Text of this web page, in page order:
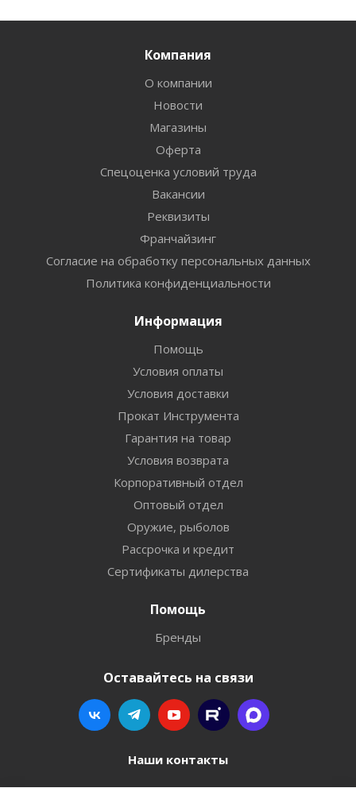
Компания
О компании
Новости
Магазины
Оферта
Спецоценка условий труда
Вакансии
Реквизиты
Франчайзинг
Согласие на обработку персональных данных
Политика конфиденциальности
Информация
Помощь
Условия оплаты
Условия доставки
Прокат Инструмента
Гарантия на товар
Условия возврата
Корпоративный отдел
Оптовый отдел
Оружие, рыболов
Рассрочка и кредит
Сертификаты дилерства
Помощь
Бренды
Оставайтесь на связи
Наши контакты